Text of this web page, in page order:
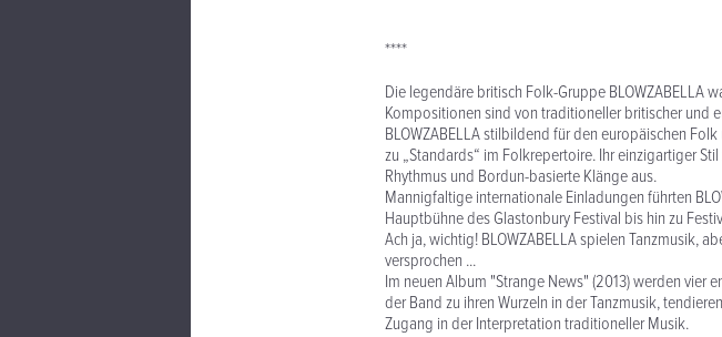
****
Die legendäre britisch Folk-Gruppe BLOWZABELLA
Kompositionen sind von traditioneller britischer und
BLOWZABELLA stilbildend für den europäischen
zu „Standards“ im Folkrepertoire. Ihr einzigartiger
Rhythmus und Bordun-basierte Klänge aus.
Mannigfaltige internationale Einladungen führten
Hauptbühne des Glastonbury Festival bis hin zu
Ach ja, wichtig! BLOWZABELLA spielen Tanzmusik,
versprochen ...
Im neuen Album "Strange News" (2013) werden vier
der Band zu ihren Wurzeln in der Tanzmusik,
Zugang in der Interpretation traditioneller Musik.